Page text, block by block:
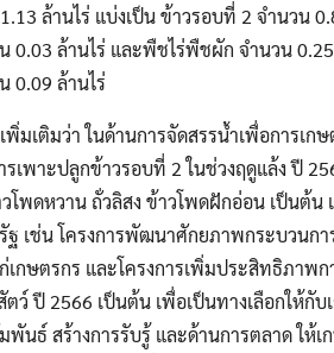
ล้านไร่ แบ่งเป็น ข้าวรอบที่ 2 จำนวน
0.03 ล้านไร่ และพืชไร่พืชผัก จำนวน
0.09 ล้านไร่
พิ่มเติมว่า ในด้านการจัดสรรน้ำเพื่อการเ
รเพาะปลูกข้าวรอบที่ 2 ในช่วงฤดูแล้ง ปี
พดหวาน ถั่วลิสง ข้าวโพดฝักอ่อน เป็นต้
ฐ เช่น โครงการพัฒนาศักยภาพกระบวนก
เกษตรกร และโครงการเพิ่มประสิทธิภาพ
ว์ ปี 2566 เป็นต้น เพื่อเป็นทางเลือกให้กั
พันธ์ สร้างการรับรู้ และด้านการตลาด ให้